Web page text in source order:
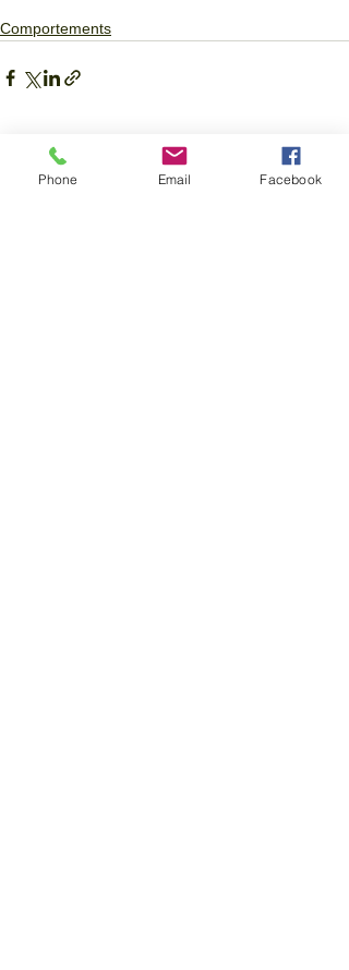
Comportements
Posts similaires Voir tout
Phone Email Facebook